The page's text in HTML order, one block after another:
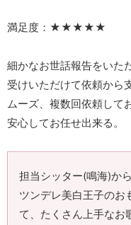
満足度：★★★★★
細かなお世話報告をいた
受けいただけて依頼から
ムーズ、複数回依頼して
安心してお任せ出来る。
担当シッター(鳴海)
ツンデレ美白王子のお
て、たくさん上手なお